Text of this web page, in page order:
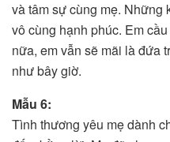
và tâm sự cùng mẹ. Những
vô cùng hạnh phúc. Em
nữa, em vẫn sẽ mãi là đứa
như bây giờ.
Mẫu 6:
Tình thương yêu mẹ dành